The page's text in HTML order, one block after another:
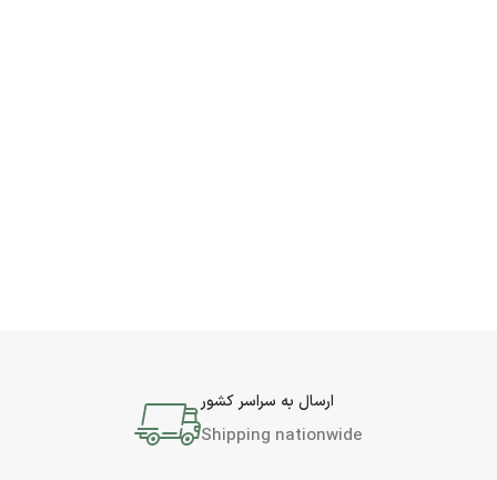
ارسال به سراسر کشور
Shipping nationwide